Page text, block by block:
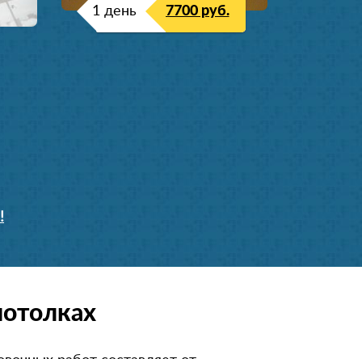
1 день 7700 руб.